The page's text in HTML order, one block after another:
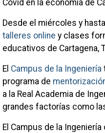
Covid en la economía de
Desde el miércoles y
talleres online y clases
educativos de Cartagena,
El Campus de la Ingeniería
programa de
a la Real Academia de
grandes factorías como
El Campus de la